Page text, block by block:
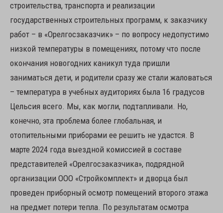
строительства, транспорта и реализации
государственных строительных программ, к заказчику
работ – в «Орелгосзаказчик» – по вопросу недопустимо
низкой температуры в помещениях, потому что после
окончания новогодних каникул туда пришли
заниматься дети, и родители сразу же стали жаловаться
– температура в учебных аудиториях была 16 градусов
Цельсия всего. Мы, как могли, подтапливали. Но,
конечно, эта проблема более глобальная, и
отопительными приборами ее решить не удастся. В
марте 2024 года выездной комиссией в составе
представителей «Орелгосзаказчика», подрядной
организации ООО «Стройкомплект» и дворца был
проведен приборный осмотр помещений второго этажа
на предмет потери тепла. По результатам осмотра